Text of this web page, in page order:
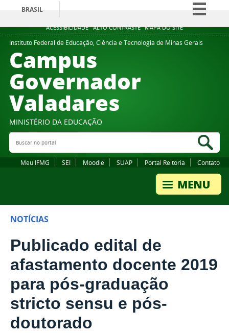
ACESSIBILIDADE ALTO CONTRASTE MAPA DO SITE
BRASIL
Simplifique!
Comunica BR
Instituto Federal de Educação, Ciência e Tecnologia de Minas Gerais
Campus
Governador
Valadares
MINISTÉRIO DA EDUCAÇÃO
Buscar no portal
Meu IFMG SEI Moodle SUAP Portal Reitoria Contato
NOTÍCIAS
Publicado edital de
afastamento docente 2019
para pós-graduação
stricto sensu e pós-
doutorado